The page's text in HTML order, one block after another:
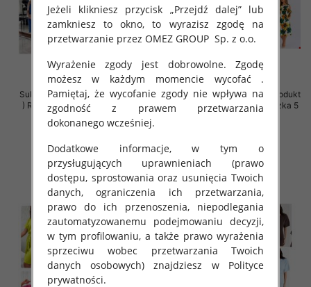
Sukienki damskie (Polska produkt
) Roz 38-48, Mix Kolor Paczka 5
szczegóły
Sukienki damskie (Polska produkt
) Roz 36-44, Mix Kolor Paczka 5
szczegóły
Jeżeli klikniesz przycisk „Przejdź dalej” lub
zamkniesz to okno, to wyrazisz zgodę na
przetwarzanie przez OMEZ GROUP Sp. z o.o.
Wyrażenie zgody jest dobrowolne. Zgodę
możesz w każdym momencie wycofać .
Pamiętaj, że wycofanie zgody nie wpływa na
zgodność z prawem przetwarzania
dokonanego wcześniej.
Dodatkowe informacje, w tym o
przysługujących uprawnieniach (prawo
dostępu, sprostowania oraz usunięcia Twoich
danych, ograniczenia ich przetwarzania,
prawo do ich przenoszenia, niepodlegania
zautomatyzowanemu podejmowaniu decyzji,
w tym profilowaniu, a także prawo wyrażenia
sprzeciwu wobec przetwarzania Twoich
danych osobowych) znajdziesz w Polityce
prywatności.